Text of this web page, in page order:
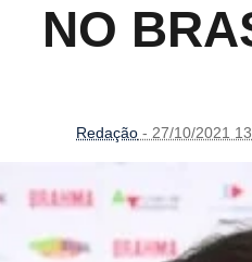
NO
Redação - 27/10/2021